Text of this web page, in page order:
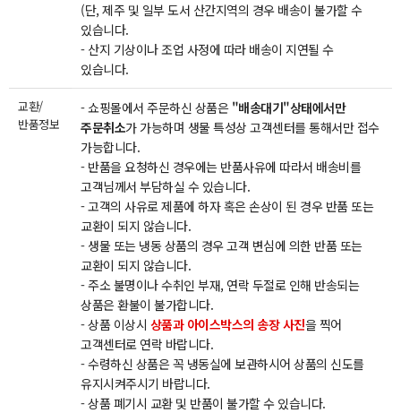
(단, 제주 및 일부 도서 산간지역의 경우 배송이 불가할 수
있습니다.
- 산지 기상이나 조업 사정에 따라 배송이 지연될 수
있습니다.
교환/
반품정보
- 쇼핑몰에서 주문하신 상품은 "배송대기"상태에서만
주문취소가 가능하며 생물 특성상 고객센터를 통해서만 접수
가능합니다.
- 반품을 요청하신 경우에는 반품사유에 따라서 배송비를
고객님께서 부담하실 수 있습니다.
- 고객의 사유로 제품에 하자 혹은 손상이 된 경우 반품 또는
교환이 되지 않습니다.
- 생물 또는 냉동 상품의 경우 고객 변심에 의한 반품 또는
교환이 되지 않습니다.
- 주소 불명이나 수취인 부재, 연락 두절로 인해 반송되는
상품은 환불이 불가합니다.
- 상품 이상시 상품과 아이스박스의 송장 사진을 찍어
고객센터로 연락 바랍니다.
- 수령하신 상품은 꼭 냉동실에 보관하시어 상품의 신도를
유지시켜주시기 바랍니다.
- 상품 폐기시 교환 및 반품이 불가할 수 있습니다.